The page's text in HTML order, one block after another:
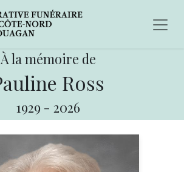
À la mémoire de
Ross
1929 - 2026